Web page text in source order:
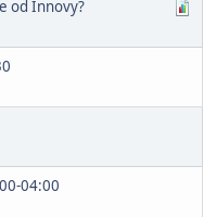
od Innovy?
04:00